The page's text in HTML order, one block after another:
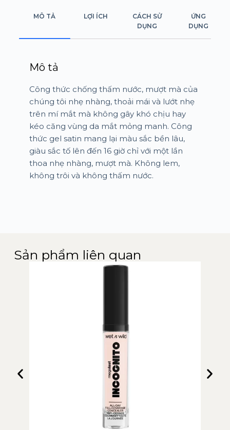
MÔ TẢ LỢI ÍCH
CÁCH SỬ
DỤNG
ỨNG
DỤNG
Mô tả
Công thức chống thấm nước, mượt mà của
chúng tôi nhẹ nhàng, thoải mái và lướt nhẹ
trên mí mắt mà không gây khó chịu hay
kéo căng vùng da mắt mỏng manh. Công
thức gel satin mang lại màu sắc bền lâu,
giàu sắc tố lên đến 16 giờ chỉ với một lần
thoa nhẹ nhàng, mượt mà. Không lem,
không trôi và không thấm nước.
Sản phẩm liên quan